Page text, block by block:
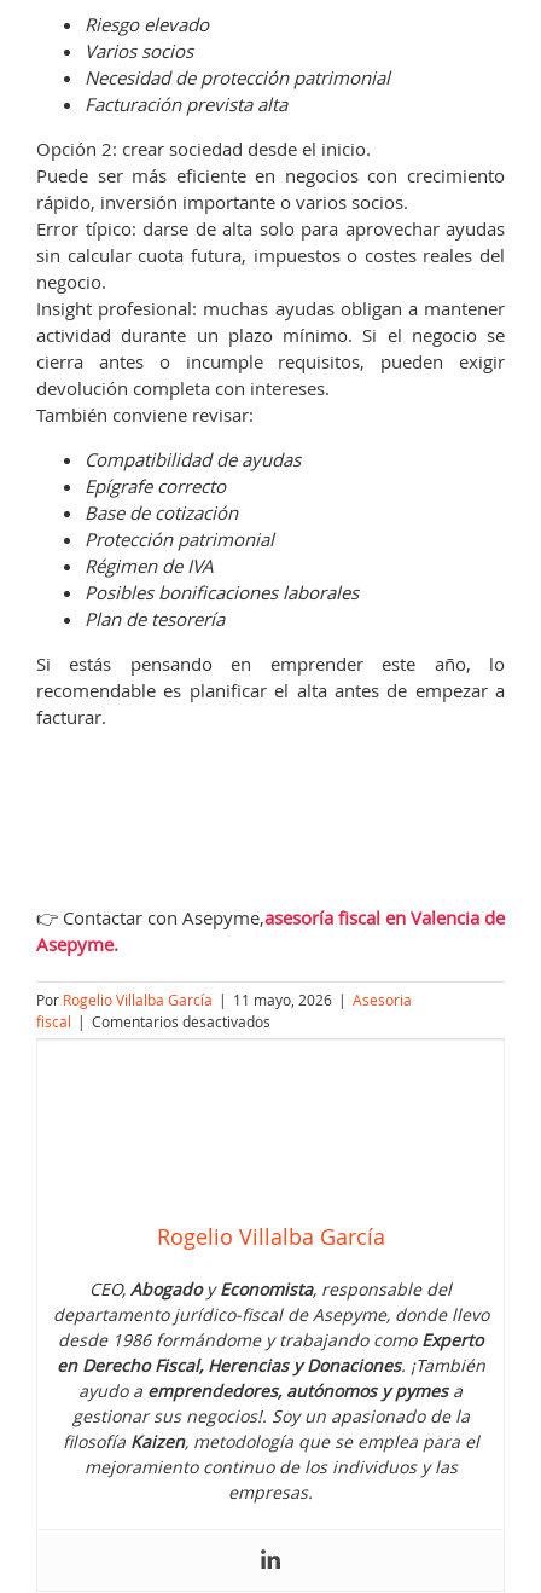
Riesgo elevado
Varios socios
Necesidad de protección patrimonial
Facturación prevista alta
Opción 2: crear sociedad desde el inicio.
Puede ser más eficiente en negocios con crecimiento
rápido, inversión importante o varios socios.
Error típico: darse de alta solo para aprovechar ayudas
sin calcular cuota futura, impuestos o costes reales del
negocio.
Insight profesional: muchas ayudas obligan a mantener
actividad durante un plazo mínimo. Si el negocio se
cierra antes o incumple requisitos, pueden exigir
devolución completa con intereses.
También conviene revisar:
Compatibilidad de ayudas
Epígrafe correcto
Base de cotización
Protección patrimonial
Régimen de IVA
Posibles bonificaciones laborales
Plan de tesorería
Si estás pensando en emprender este año, lo
recomendable es planificar el alta antes de empezar a
facturar.
👉 Contactar con Asepyme,asesoría fiscal en Valencia de
Asepyme.
Por Rogelio Villalba García | 11 mayo, 2026 | Asesoria
fiscal | Comentarios desactivados
Ayudas
Rogelio Villalba García
CEO, AbogadoyEconomista, responsable del
departamento jurídico-fiscal de Asepyme, donde llevo
desde 1986 formándome y trabajando como Experto
en Derecho Fiscal, Herencias y Donaciones. ¡También
ayudo a emprendedores, autónomos y pymesa
gestionar sus negocios!. Soy un apasionado de la
filosofía Kaizen, metodología que se emplea para el
mejoramiento continuo de los individuos y las
empresas.
¿Tienes que presentar impuestos en
agosto de 2026?